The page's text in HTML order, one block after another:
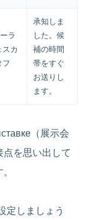
ラ
カ
フ
承知しま
した。候
補の時間
帯をすぐ
お送りし
ます。
（展示会
を思い出して
定しましょう